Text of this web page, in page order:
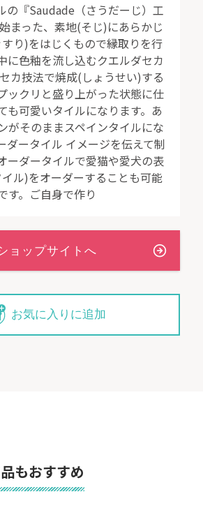
の『Saudade（さうだーじ）工
まった、素地(そじ)にあらかじ
り)をはじくもので縁取りを行
に色釉を流し込むクエルダセカ
カ技法で焼成(しょうせい)する
ックリと盛り上がった状態に仕
も可愛いタイルになります。あ
がそのままスペインタイルにな
ダータイル イメージを伝えて制
ーダータイルで愛猫や愛犬の表
ル)をオーダーすることも可能
す。ご自身で作り
お気に入りに追加
もおすすめ